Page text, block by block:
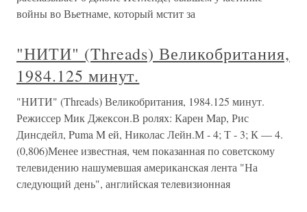
войны во Вьетнаме, который мстит за
"НИТИ" (Threads) Великобритания,
1984.125 минут.
"НИТИ" (Threads) Великобритания, 1984.125 минут.
Режиссер Мик Джексон.В ролях: Карен Map, Рис
Динсдейл, Puma M ей, Николас Лейн.М - 4; Т - 3; К — 4.
(0,806)Менее известная, чем показанная по советскому
телевидению нашумевшая американская лента "На
следующий день", английская телевизионная